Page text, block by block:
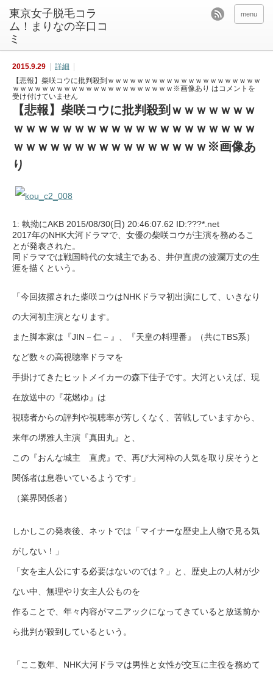
東京女子脱毛コラ
ム！まりなの辛口コ
ミ
menu
2015.9.29
詳細
【悲報】柴咲コウに批判殺到ｗｗｗｗｗｗｗｗｗｗｗｗｗｗｗｗｗｗｗｗｗ
ｗｗｗｗｗｗｗｗｗｗｗｗｗｗｗｗｗｗｗｗｗｗ※画像あり はコメントを
受け付けていません
【悲報】柴咲コウに批判殺到ｗｗｗｗｗｗｗ
ｗｗｗｗｗｗｗｗｗｗｗｗｗｗｗｗｗｗｗｗ
ｗｗｗｗｗｗｗｗｗｗｗｗｗｗｗｗ※画像あ
り
1: 執拗にAKB 2015/08/30(日) 20:46:07.62 ID:???*.net
2017年のNHK大河ドラマで、女優の柴咲コウが主演を務めるこ
とが発表された。
同ドラマでは戦国時代の女城主である、井伊直虎の波瀾万丈の生
涯を描くという。
「今回抜擢された柴咲コウはNHKドラマ初出演にして、いきなり
の大河初主演となります。
また脚本家は『JIN－仁－』、『天皇の料理番』（共にTBS系）
など数々の高視聴率ドラマを
手掛けてきたヒットメイカーの森下佳子です。大河といえば、現
在放送中の『花燃ゆ』は
視聴者からの評判や視聴率が芳しくなく、苦戦していますから、
来年の堺雅人主演『真田丸』と、
この『おんな城主 直虎』で、再び大河枠の人気を取り戻そうと
関係者は息巻いているようです」
（業界関係者）
しかしこの発表後、ネットでは「マイナーな歴史上人物で見る気
がしない！」
「女を主人公にする必要はないのでは？」と、歴史上の人材が少
ない中、無理やり女主人公ものを
作ることで、年々内容がマニアックになってきていると放送前か
ら批判が殺到しているという。
「ここ数年、NHK大河ドラマは男性と女性が交互に主役を務めて